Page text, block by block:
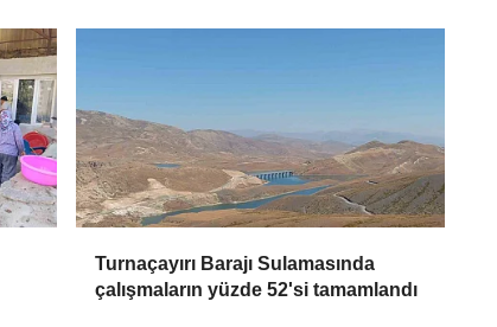
Turnaçayırı Barajı Sulamasında
çalışmaların yüzde 52'si tamamlandı